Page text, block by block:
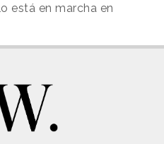
está en marcha en